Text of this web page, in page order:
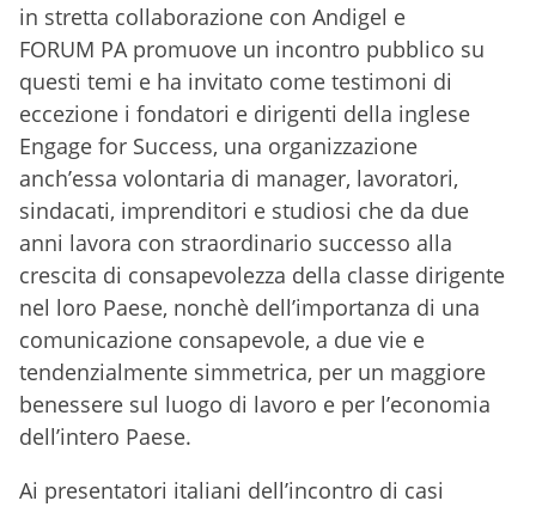
in stretta collaborazione con Andigel e
FORUM PA promuove un incontro pubblico su
questi temi e ha invitato come testimoni di
eccezione i fondatori e dirigenti della inglese
Engage for Success, una organizzazione
anch’essa volontaria di manager, lavoratori,
sindacati, imprenditori e studiosi che da due
anni lavora con straordinario successo alla
crescita di consapevolezza della classe dirigente
nel loro Paese, nonchè dell’importanza di una
comunicazione consapevole, a due vie e
tendenzialmente simmetrica, per un maggiore
benessere sul luogo di lavoro e per l’economia
dell’intero Paese.
Ai presentatori italiani dell’incontro di casi